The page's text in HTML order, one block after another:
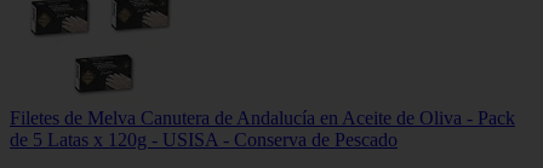
Filetes de Melva Canutera de Andalucía en Aceite de Oliva - Pack
de 5 Latas x 120g - USISA - Conserva de Pescado